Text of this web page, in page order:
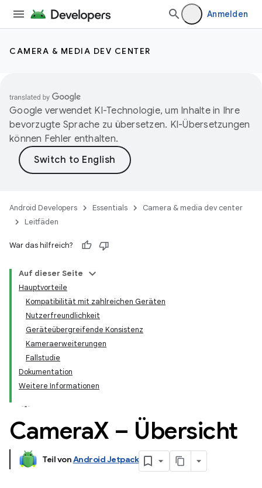
Anmelden
CAMERA & MEDIA DEV CENTER
Google verwendet KI-Technologie, um Inhalte in Ihre
bevorzugte Sprache zu übersetzen. KI-Übersetzungen
können Fehler enthalten.
Android Developers Essentials
Camera & media dev center
Leitfäden
War das hilfreich?
Auf dieser Seite
Hauptvorteile
Kompatibilität mit zahlreichen Geräten
Nutzerfreundlichkeit
Geräteübergreifende Konsistenz
Kameraerweiterungen
Fallstudie
Dokumentation
Weitere Informationen
CameraX – Übersicht
Teil vonAndroid Jetpack